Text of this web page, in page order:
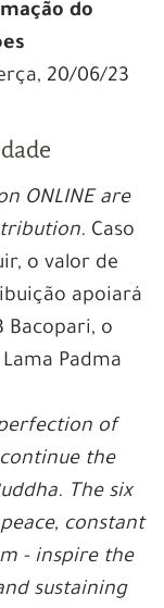
do
20/06/23
ONLINE are
Caso
o valor de
apoiará
Bacopari, o
Padma
of
the
The six
constant
- inspire the
sustaining